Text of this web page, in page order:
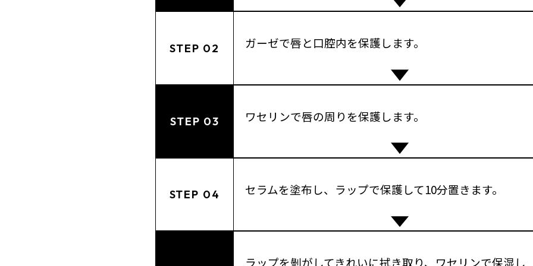
STEP 02 ガーゼで唇と口腔内を保護します。
STEP 03 ワセリンで唇の周りを保護します。
STEP 04 セラムを塗布し、ラップで保護して10分置きます。
ラップを剝がしてきれいに拭き取り、ワセリンで保湿し